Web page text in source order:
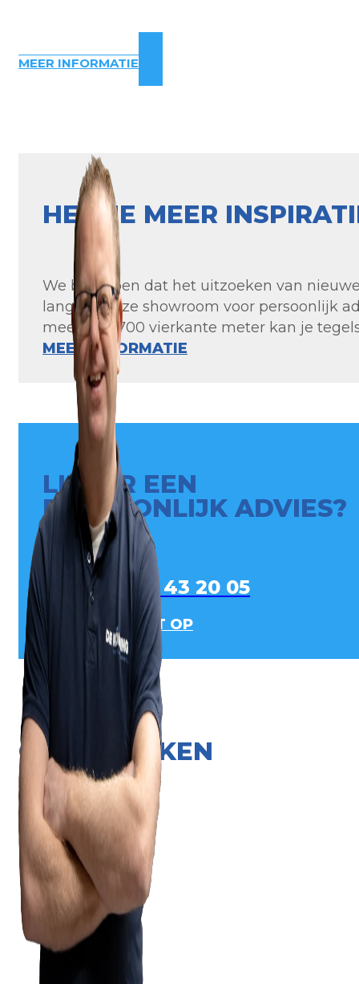
MEER INFORMATIE
HEB JE MEER
We begrijpen dat het uitzoeken van
langs in onze showroom voor persoonlijk
meer dan 700 vierkante meter kan je
MEER INFORMATIE
LIEVER EEN
PERSOONLIJK ADVIES?
0413 - 43 20 05
NEEM CONTACT OP
ONZE MERKEN